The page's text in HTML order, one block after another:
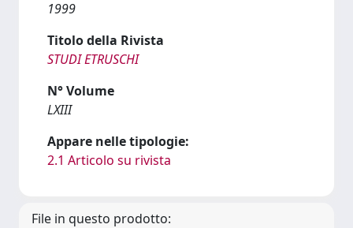
1999
Titolo della Rivista
STUDI ETRUSCHI
N° Volume
LXIII
Appare nelle tipologie:
2.1 Articolo su rivista
File in questo prodotto: